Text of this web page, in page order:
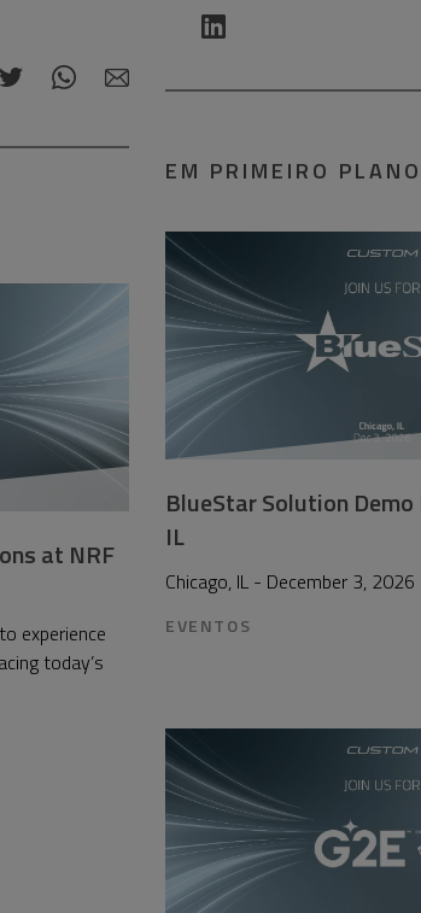
at NRF
experience
today’s
EM PRIMEIRO PLANO
BlueStar Solution Demo
IL
Chicago, IL - December 3, 2026
EVENTOS